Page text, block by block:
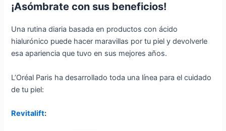
¡Asómbrate con sus beneficios!
Una rutina diaria basada en productos con ácido
hialurónico puede hacer maravillas por tu piel y devolverle
esa apariencia que tuvo en sus mejores años.
L’Oréal Paris ha desarrollado toda una línea para el cuidado
de tu piel:
Revitalift: